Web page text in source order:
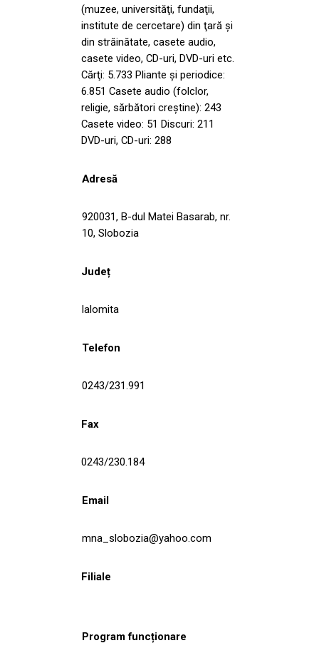
(muzee, universităţi, fundaţii,
institute de cercetare) din ţară şi
din străinătate, casete audio,
casete video, CD-uri, DVD-uri etc.
Cărţi: 5.733 Pliante şi periodice:
6.851 Casete audio (folclor,
religie, sărbători creştine): 243
Casete video: 51 Discuri: 211
DVD-uri, CD-uri: 288
Adresă
920031, B-dul Matei Basarab, nr.
10, Slobozia
Județ
Ialomita
Telefon
0243/231.991
Fax
0243/230.184
Email
mna_slobozia@yahoo.com
Filiale
Program funcționare